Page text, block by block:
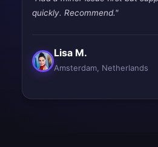
quickly. Recommend."
Lisa M.
Amsterdam, Netherlands